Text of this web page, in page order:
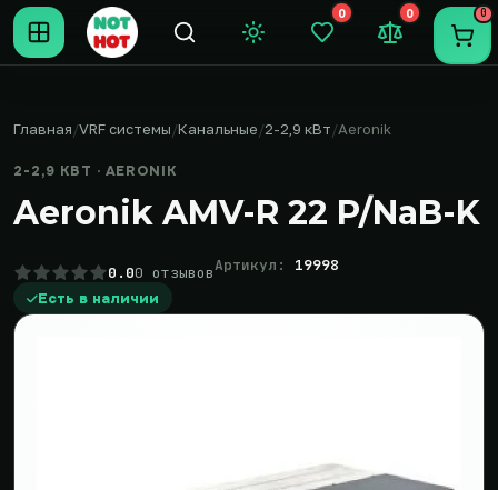
Темная тема
0
Закладки (0)
0
Сравнение
0
Главная VRF системы Канальные 2-2,9 кВт Aeronik
2-2,9 КВТ · AERONIK
Aeronik AMV-R 22 P/NaB-K
0.00 отзывовАртикул: 19998
Есть в наличии